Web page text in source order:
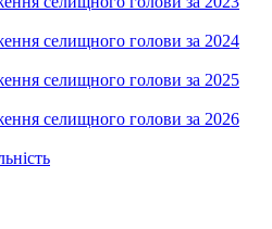
селищного голови за 2024
селищного голови за 2025
селищного голови за 2026